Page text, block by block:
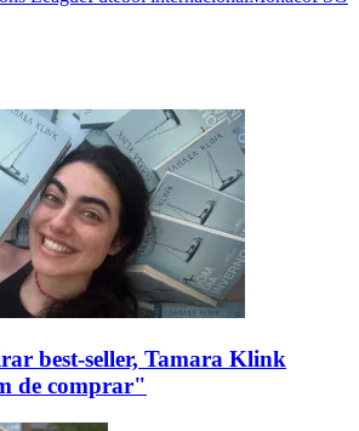
best-seller, Tamara Klink
de comprar"